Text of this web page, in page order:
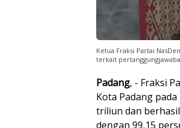
Ketua Fraksi Partai
terkait
Padang, - Fraksi
Kota Padang
triliun dan
dengan 99,15